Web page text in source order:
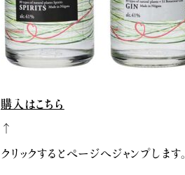
購入はこちら
↑
クリックするとページへジャンプします。